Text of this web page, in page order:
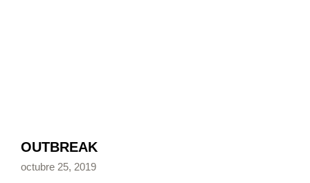
OUTBREAK
octubre 25, 2019